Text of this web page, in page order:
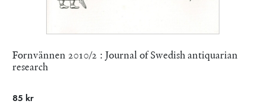
Fornvännen 2010/2 : Journal of Swedish antiquarian
research
85 kr